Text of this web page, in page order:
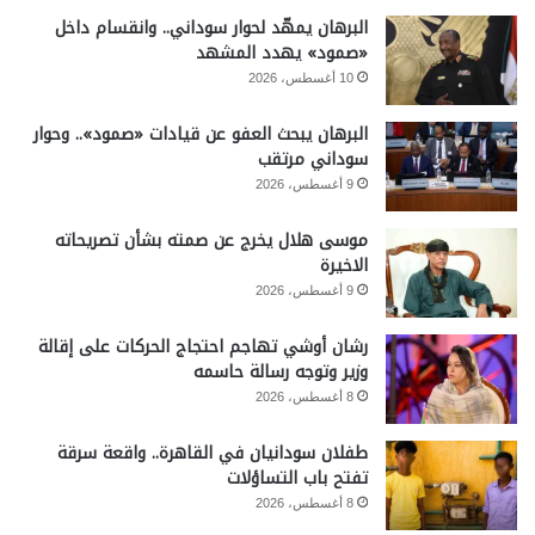
البرهان يمهّد لحوار سوداني.. وانقسام داخل
«صمود» يهدد المشهد
10 أغسطس، 2026
البرهان يبحث العفو عن قيادات «صمود».. وحوار
سوداني مرتقب
9 أغسطس، 2026
موسى هلال يخرج عن صمته بشأن تصريحاته
الاخيرة
9 أغسطس، 2026
رشان أوشي تهاجم احتجاج الحركات على إقالة
وزير وتوجه رسالة حاسمه
8 أغسطس، 2026
طفلان سودانيان في القاهرة.. واقعة سرقة
تفتح باب التساؤلات
8 أغسطس، 2026